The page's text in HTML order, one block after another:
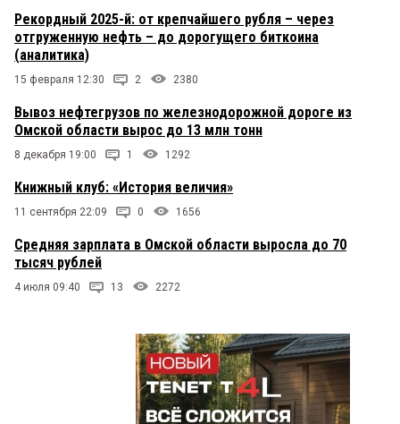
Рекордный 2025-й: от крепчайшего рубля – через
отгруженную нефть – до дорогущего биткоина
(аналитика)
15 февраля 12:30 2 2380
Вывоз нефтегрузов по железнодорожной дороге из
Омской области вырос до 13 млн тонн
8 декабря 19:00 1 1292
Книжный клуб: «История величия»
11 сентября 22:09 0 1656
Средняя зарплата в Омской области выросла до 70
тысяч рублей
4 июля 09:40 13 2272